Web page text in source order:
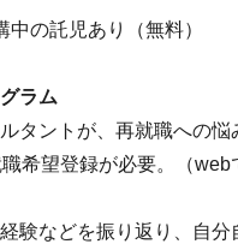
中の託児あり（無料）
ラム
タントが、再就職への悩
希望登録が必要。（web
験などを振り返り、自